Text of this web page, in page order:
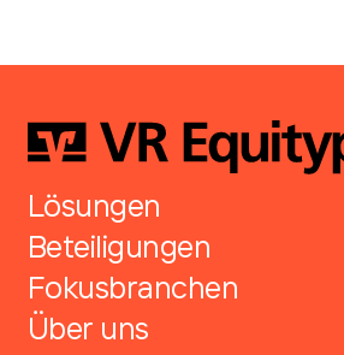
Lösungen
Beteiligungen
Fokusbranchen
Über uns